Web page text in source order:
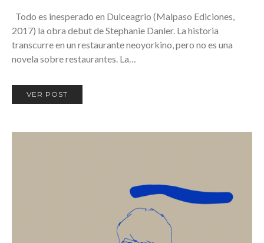
Todo es inesperado en Dulceagrio (Malpaso Ediciones,
2017) la obra debut de Stephanie Danler. La historia
transcurre en un restaurante neoyorkino, pero no es una
novela sobre restaurantes. La…
VER POST